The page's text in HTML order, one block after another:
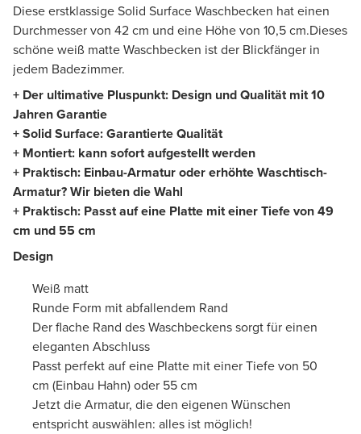
Diese erstklassige Solid Surface Waschbecken hat einen
Durchmesser von 42 cm und eine Höhe von 10,5 cm.Dieses
schöne weiß matte Waschbecken ist der Blickfänger in
jedem Badezimmer.
+ Der ultimative Pluspunkt: Design und Qualität mit 10
Jahren Garantie
+ Solid Surface: Garantierte Qualität
+ Montiert: kann sofort aufgestellt werden
+ Praktisch: Einbau-Armatur oder erhöhte Waschtisch-
Armatur? Wir bieten die Wahl
+ Praktisch: Passt auf eine Platte mit einer Tiefe von 49
cm und 55 cm
Design
Weiß matt
Runde Form mit abfallendem Rand
Der flache Rand des Waschbeckens sorgt für einen
eleganten Abschluss
Passt perfekt auf eine Platte mit einer Tiefe von 50
cm (Einbau Hahn) oder 55 cm
Jetzt die Armatur, die den eigenen Wünschen
entspricht auswählen: alles ist möglich!